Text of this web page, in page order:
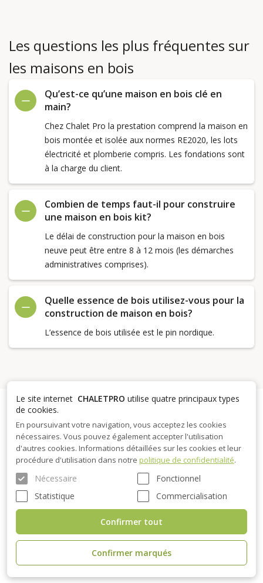
Les questions les plus fréquentes sur
les maisons en bois
Qu’est-ce qu’une maison en bois clé en
main?
Chez Chalet Pro la prestation comprend la maison en
bois montée et isolée aux normes RE2020, les lots
électricité et plomberie compris. Les fondations sont
à la charge du client.
Combien de temps faut-il pour construire
une maison en bois kit?
Le délai de construction pour la maison en bois
neuve peut être entre 8 à 12 mois (les démarches
administratives comprises).
Quelle essence de bois utilisez-vous pour la
construction de maison en bois?
L’essence de bois utilisée est le pin nordique.
Vivre dans une maison en bois
préfabriquée
Le type de construction va dépendre de votre budget et de
votre projet. Allez-vous y vivre à l’année ou bien votremaison
en kitsera utilisée que de temps en temps ? De combien
mètres carrés allez-vous avoir besoin en fonction notamment
du nombre de personnes qui l’occuperont en même temps ?
Une fois que vous avez défini les besoins de votre projet tout
est possible.
Le site internet CHALETPRO utilise quatre principaux types
de cookies.
En poursuivant votre navigation, vous acceptez les cookies
nécessaires. Vous pouvez également accepter l'utilisation
d'autres cookies. Informations détaillées sur les cookies et leur
procédure d'utilisation dans notre politique de confidentialité.
Nécessaire
Fonctionnel
Statistique
Commercialisation
Confirmer marqués
Confirmer tout